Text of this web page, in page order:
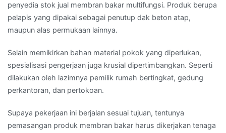
penyedia stok jual membran bakar multifungsi. Produk berupa
pelapis yang dipakai sebagai penutup dak beton atap,
maupun alas permukaan lainnya.
Selain memikirkan bahan material pokok yang diperlukan,
spesialisasi pengerjaan juga krusial dipertimbangkan. Seperti
dilakukan oleh lazimnya pemilik rumah bertingkat, gedung
perkantoran, dan pertokoan.
Supaya pekerjaan ini berjalan sesuai tujuan, tentunya
pemasangan produk membran bakar harus dikerjakan tenaga